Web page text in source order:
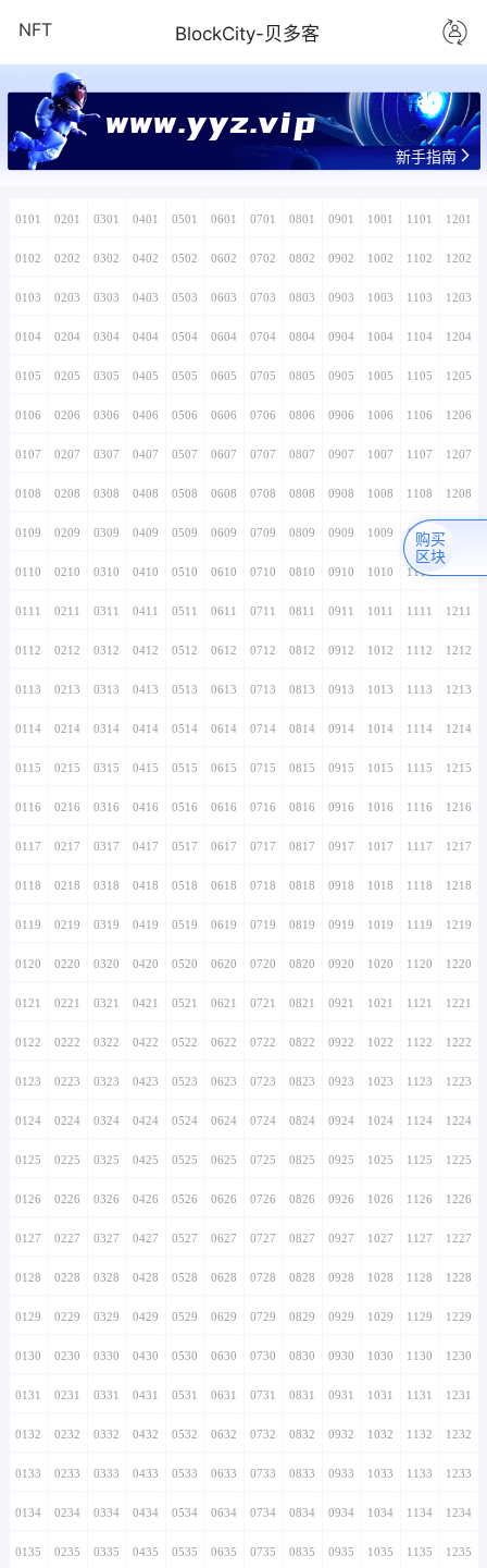
NFT BlockCity-贝多客
www.yyz.vip
新手指南
0101 0201 0301 0401 0501 0601 0701 0801 0901 1001 1101 1201
0102 0202 0302 0402 0502 0602 0702 0802 0902 1002 1102 1202
0103 0203 0303 0403 0503 0603 0703 0803 0903 1003 1103 1203
0104 0204 0304 0404 0504 0604 0704 0804 0904 1004 1104 1204
0105 0205 0305 0405 0505 0605 0705 0805 0905 1005 1105 1205
0106 0206 0306 0406 0506 0606 0706 0806 0906 1006 1106 1206
0107 0207 0307 0407 0507 0607 0707 0807 0907 1007 1107 1207
0108 0208 0308 0408 0508 0608 0708 0808 0908 1008 1108 1208
0109 0209 0309 0409 0509 0609 0709 0809 0909 1009 1109
0110 0210 0310 0410 0510 0610 0710 0810 0910 1010 1110
0111 0211 0311 0411 0511 0611 0711 0811 0911 1011 1111 1211
0112 0212 0312 0412 0512 0612 0712 0812 0912 1012 1112 1212
0113 0213 0313 0413 0513 0613 0713 0813 0913 1013 1113 1213
0114 0214 0314 0414 0514 0614 0714 0814 0914 1014 1114 1214
0115 0215 0315 0415 0515 0615 0715 0815 0915 1015 1115 1215
0116 0216 0316 0416 0516 0616 0716 0816 0916 1016 1116 1216
0117 0217 0317 0417 0517 0617 0717 0817 0917 1017 1117 1217
0118 0218 0318 0418 0518 0618 0718 0818 0918 1018 1118 1218
0119 0219 0319 0419 0519 0619 0719 0819 0919 1019 1119 1219
0120 0220 0320 0420 0520 0620 0720 0820 0920 1020 1120 1220
0121 0221 0321 0421 0521 0621 0721 0821 0921 1021 1121 1221
0122 0222 0322 0422 0522 0622 0722 0822 0922 1022 1122 1222
0123 0223 0323 0423 0523 0623 0723 0823 0923 1023 1123 1223
0124 0224 0324 0424 0524 0624 0724 0824 0924 1024 1124 1224
0125 0225 0325 0425 0525 0625 0725 0825 0925 1025 1125 1225
0126 0226 0326 0426 0526 0626 0726 0826 0926 1026 1126 1226
0127 0227 0327 0427 0527 0627 0727 0827 0927 1027 1127 1227
0128 0228 0328 0428 0528 0628 0728 0828 0928 1028 1128 1228
0129 0229 0329 0429 0529 0629 0729 0829 0929 1029 1129 1229
0130 0230 0330 0430 0530 0630 0730 0830 0930 1030 1130 1230
0131 0231 0331 0431 0531 0631 0731 0831 0931 1031 1131 1231
0132 0232 0332 0432 0532 0632 0732 0832 0932 1032 1132 1232
0133 0233 0333 0433 0533 0633 0733 0833 0933 1033 1133 1233
0134 0234 0334 0434 0534 0634 0734 0834 0934 1034 1134 1234
0135 0235 0335 0435 0535 0635 0735 0835 0935 1035 1135 1235
购买
区块